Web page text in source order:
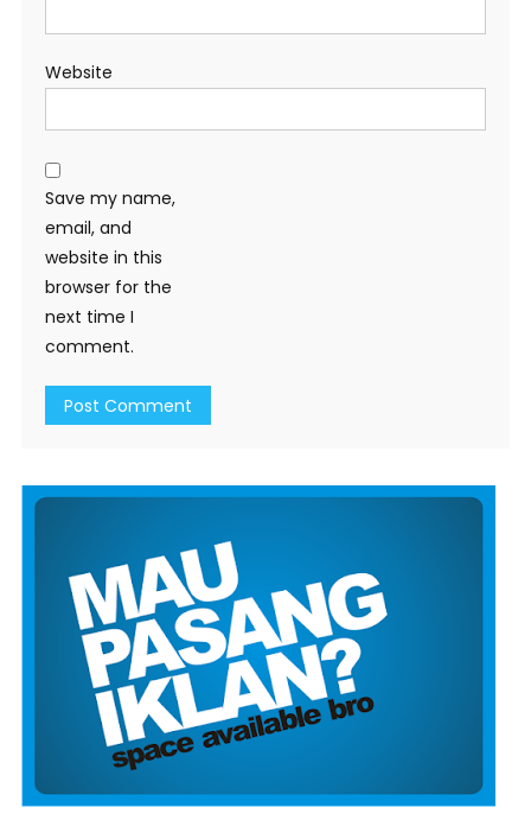
Website
Save my name,
email, and
website in this
browser for the
next time I
comment.